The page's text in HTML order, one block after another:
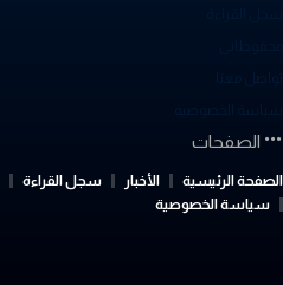
الخصوصية
الصفحات
الرئيسية الأخبار سجل القراءة
سياسة الخصوصية